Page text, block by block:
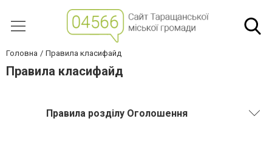
Головна Правила класифайд
Правила класифайд
Правила розділу Оголошення